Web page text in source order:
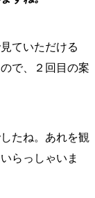
ていただける
で、２回目の案
たね。あれを観
らっしゃいま